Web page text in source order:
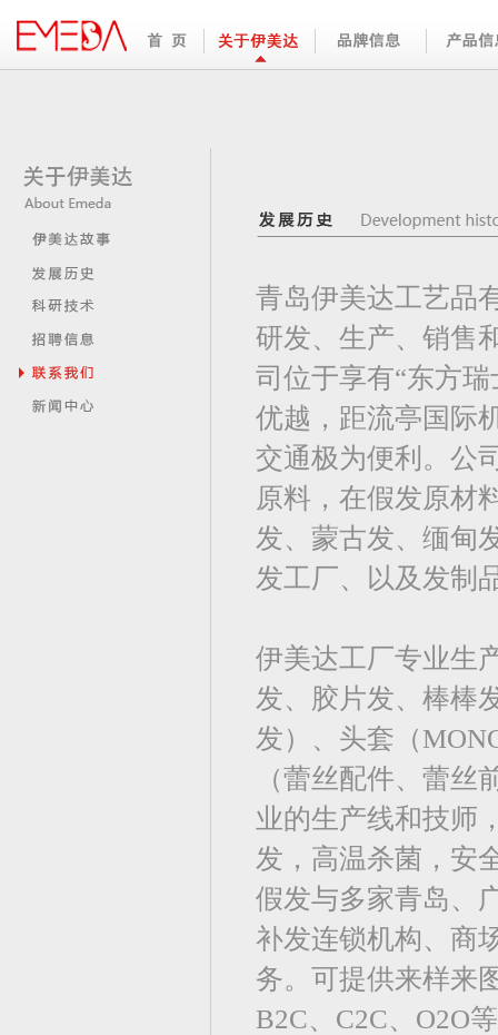
青岛伊美达工艺品
研发、生产、销售
司位于享有“东方
优越，距流亭国际
交通极为便利。公
原料，在假发原材
发、蒙古发、缅甸
发工厂、以及发制
伊美达工厂专业生
发、胶片发、棒棒
发）、头套（
（蕾丝配件、蕾
业的生产线和技师
发，高温杀菌，安
假发与多家青岛、
补发连锁机构、商
务。可提供来样来
B2C、C2C、O2O